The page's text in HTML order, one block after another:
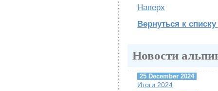
Наверх
Вернуться к списку
Новости
25 December 2024
Итоги 2024